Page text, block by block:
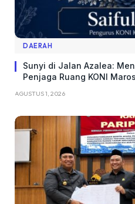
DAERAH
Sunyi di Jalan Azalea:
Penjaga Ruang KONI Maros
AGUSTUS 1, 2026